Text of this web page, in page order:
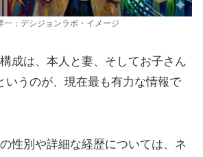
一：デシジョンラボ・イメージ
成は、本人と妻、そしてお子さん
いうのが、現在最も有力な情報で
性別や詳細な経歴については、ネ